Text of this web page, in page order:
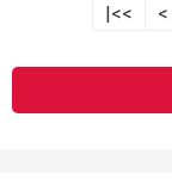
|<< <